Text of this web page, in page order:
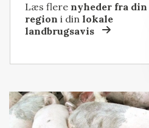
Læs flere nyheder fra din
region i dinlokale
landbrugsavis